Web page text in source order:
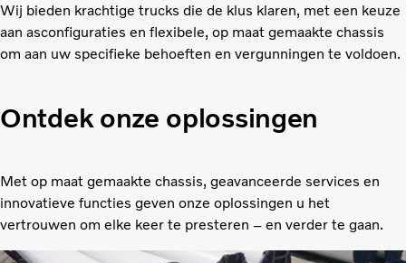
Wij bieden krachtige trucks die de klus klaren, met een keuze
aan asconfiguraties en flexibele, op maat gemaakte chassis
om aan uw specifieke behoeften en vergunningen te voldoen.
Ontdek onze oplossingen
Met op maat gemaakte chassis, geavanceerde services en
innovatieve functies geven onze oplossingen u het
vertrouwen om elke keer te presteren – en verder te gaan.